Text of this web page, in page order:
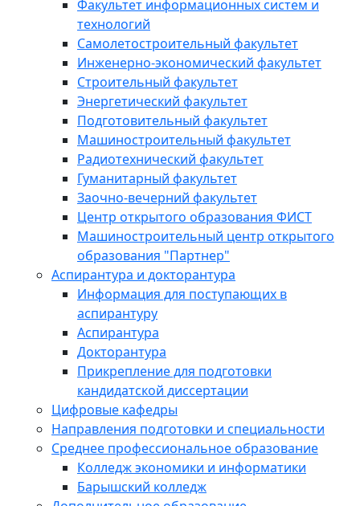
Факультет информационных систем и
технологий
Самолетостроительный факультет
Инженерно-экономический факультет
Строительный факультет
Энергетический факультет
Подготовительный факультет
Машиностроительный факультет
Радиотехнический факультет
Гуманитарный факультет
Заочно-вечерний факультет
Центр открытого образования ФИСТ
Машиностроительный центр открытого
образования "Партнер"
Аспирантура и докторантура
Информация для поступающих в
аспирантуру
Аспирантура
Докторантура
Прикрепление для подготовки
кандидатской диссертации
Цифровые кафедры
Направления подготовки и специальности
Среднее профессиональное образование
Колледж экономики и информатики
Барышский колледж